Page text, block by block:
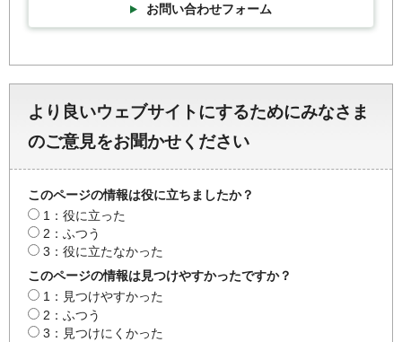
お問い合わせフォーム
より良いウェブサイトにするためにみなさま
のご意見をお聞かせください
このページの情報は役に立ちましたか？
1：役に立った
2：ふつう
3：役に立たなかった
このページの情報は見つけやすかったですか？
1：見つけやすかった
2：ふつう
3：見つけにくかった